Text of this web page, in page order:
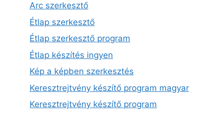
Arc szerkesztő
Étlap szerkesztő
Étlap szerkesztő program
Étlap készítés ingyen
Kép a képben szerkesztés
Keresztrejtvény készítő program magyar
Keresztrejtvény készítő program